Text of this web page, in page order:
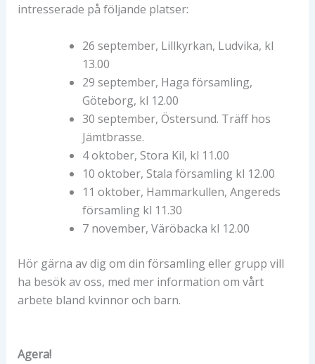
intresserade på följande platser:
26 september, Lillkyrkan, Ludvika, kl
13.00
29 september, Haga församling,
Göteborg, kl 12.00
30 september, Östersund. Träff hos
Jämtbrasse.
4 oktober, Stora Kil, kl 11.00
10 oktober, Stala församling kl 12.00
11 oktober, Hammarkullen, Angereds
församling kl 11.30
7 november, Väröbacka kl 12.00
Hör gärna av dig om din församling eller grupp vill
ha besök av oss, med mer information om vårt
arbete bland kvinnor och barn.
Agera!